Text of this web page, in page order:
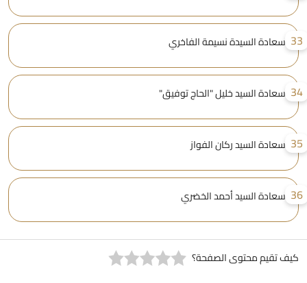
سعادة السيدة نسيمة الفاخري
سعادة السيد خليل "الحاج توفيق"
سعادة السيد ركان الفواز
سعادة السيد أحمد الخضري
كيف تقيم محتوى الصفحة؟